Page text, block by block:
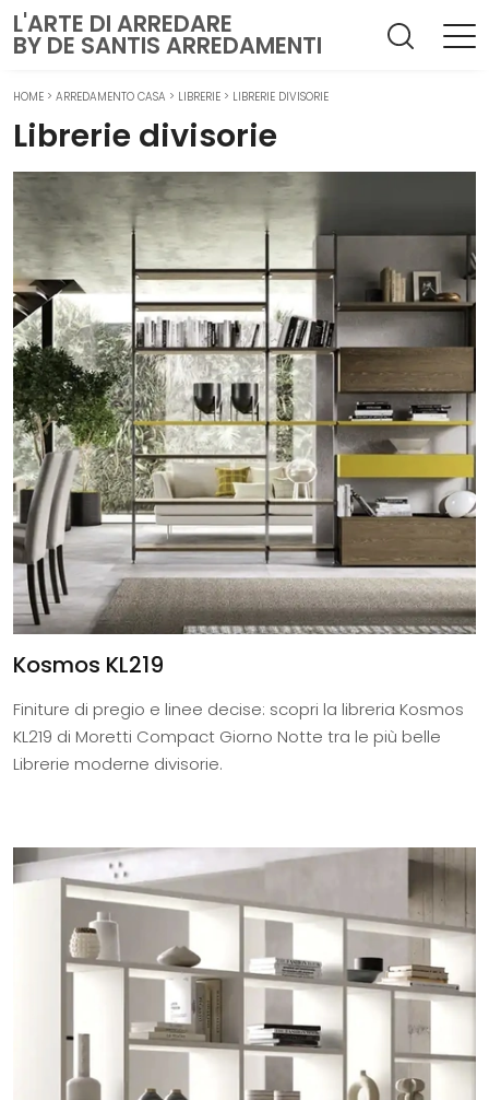
L'ARTE DI ARREDARE
BY DE SANTIS ARREDAMENTI
HOME > ARREDAMENTO CASA > LIBRERIE > LIBRERIE DIVISORIE
Librerie divisorie
Kosmos KL219
Finiture di pregio e linee decise: scopri la libreria Kosmos
KL219 di Moretti Compact Giorno Notte tra le più belle
Librerie moderne divisorie.